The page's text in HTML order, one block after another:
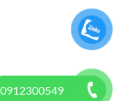
0912300549